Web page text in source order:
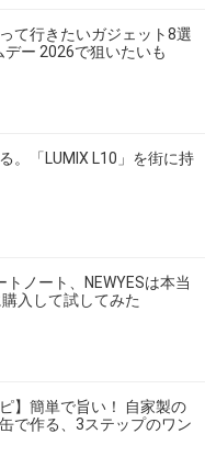
て行きたいガジェット8選
ー 2026で狙いたいも
。「LUMIX L10」を街に持
ノート、NEWYESは本当
入して試してみた
】簡単で旨い！ 自家製の
で作る、3ステップのワン